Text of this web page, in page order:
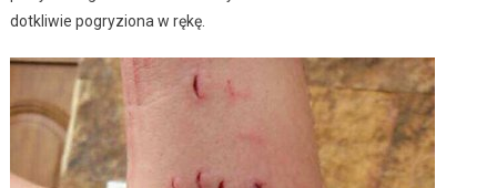
dotkliwie pogryziona w rękę.